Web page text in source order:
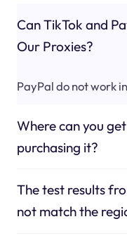
Can TikTok and
Our Proxies?
PayPal do not work
Where can you
purchasing it?
The test results
not match the